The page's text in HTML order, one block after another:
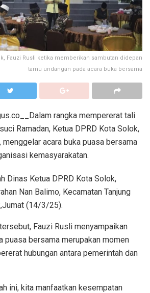
Fauzi Rusli ketika memberikan sambutan didepan
tamu undangan pada acara buka bersama
rangka mempererat tali
Ramadan, Ketua DPRD Kota Solok,
menggelar acara buka puasa bersama
kemasyarakatan.
Dinas Ketua DPRD Kota Solok,
Nan Balimo, Kecamatan Tanjung
(14/3/25).
Fauzi Rusli menyampaikan
puasa bersama merupakan momen
hubungan antara pemerintah dan
ini, kita manfaatkan kesempatan